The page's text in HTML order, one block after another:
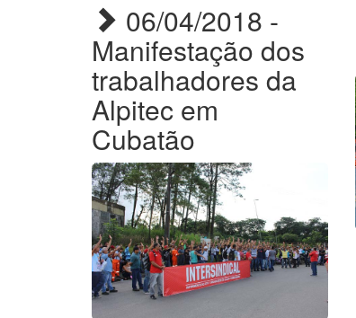
06/04/2018 -
Manifestação dos
trabalhadores da
Alpitec em
Cubatão